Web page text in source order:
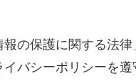
の保護に関する法
バシーポリシーを遵